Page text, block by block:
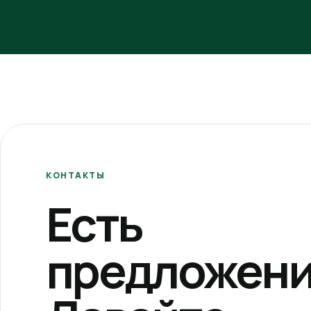
КОНТАКТЫ
Есть